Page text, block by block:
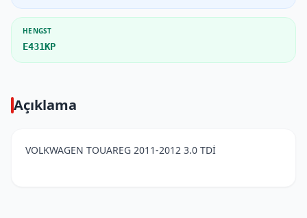
HENGST
E431KP
Açıklama
VOLKWAGEN TOUAREG 2011-2012 3.0 TDİ